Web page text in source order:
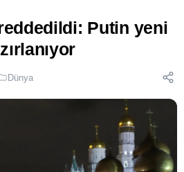
Putin yeni
Dünya